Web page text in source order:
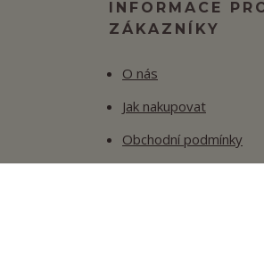
INFORMACE
ZÁKAZNÍKY
O nás
Jak nakupovat
Obchodní podmínky